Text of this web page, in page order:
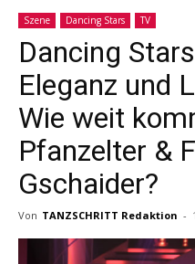
Szene Dancing Stars TV
Dancing
Eleganz und
Wie weit
Pfanzelter &
Gschaider?
Von TANZSCHRITT Redaktion -